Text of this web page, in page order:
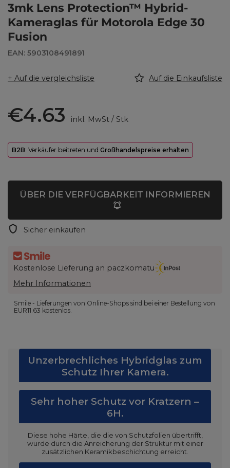
3mk Lens Protection™ Hybrid-
Kameraglas für Motorola Edge 30
Fusion
EAN: 5903108491891
+ Auf die vergleichsliste Auf die Einkaufsliste
€4.63 inkl. MwSt/ Stk
B2B: Verkäufer beitreten und Großhandelspreise erhalten
ÜBER DIE VERFÜGBARKEIT INFORMIEREN
Sicher einkaufen
Kostenlose Lieferung an paczkomatu
Mehr Informationen
Smile - Lieferungen von Online-Shops sind bei einer Bestellung von
EUR11.63 kostenlos.
Unzerbrechliches Hybridglas zum
Schutz Ihrer Kamera.
Sehr hoher Schutz vor Kratzern –
6H.
Diese hohe Härte, die die von Schutzfolien übertrifft,
wurde durch die Anreicherung der Struktur mit einer
zusätzlichen Keramikbeschichtung erreicht.